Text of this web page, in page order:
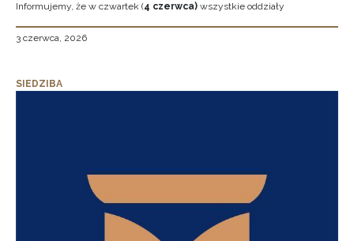
Informujemy, że w czwartek (4 czerwca) wszystkie oddziały
3 czerwca, 2026
SIEDZIBA